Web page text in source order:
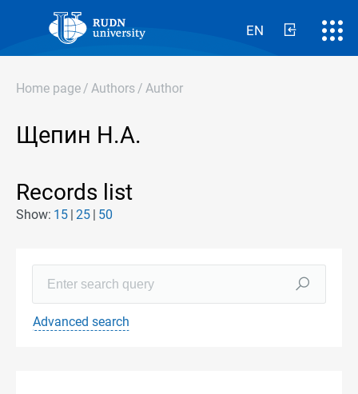
EN
Home page / Authors / Author
Щепин Н.А.
Records list
Show: 15 25 50
Advanced search